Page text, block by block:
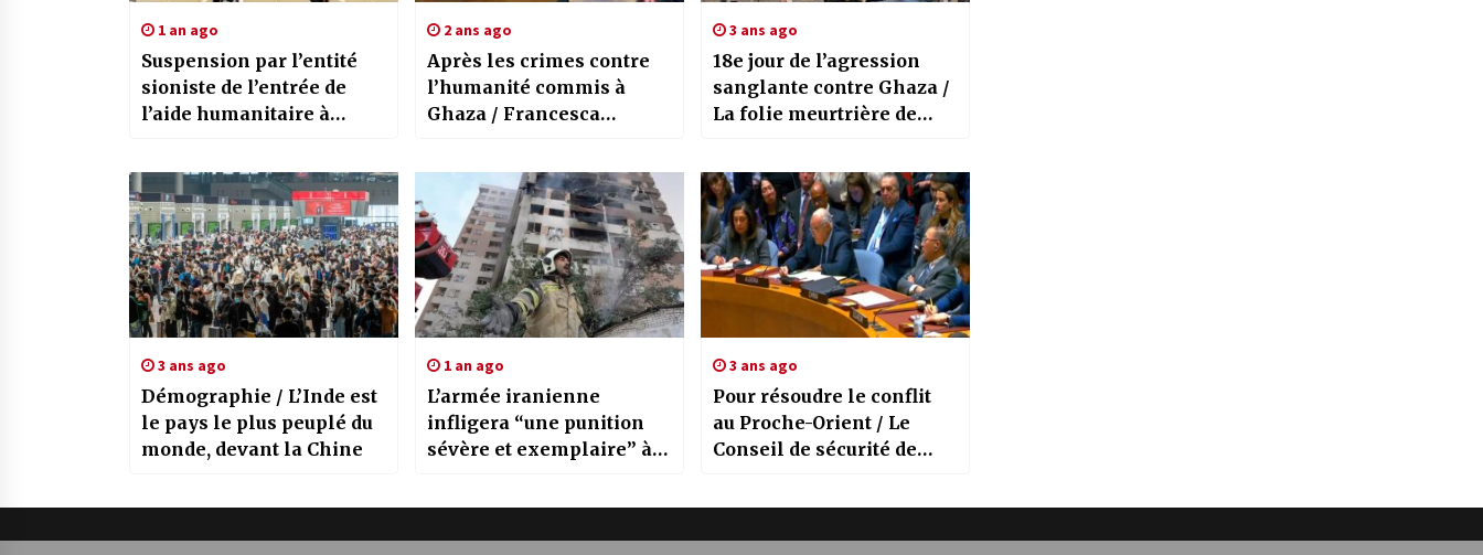
1 an ago
Suspension par l’entité
sioniste de l’entrée de
l’aide humanitaire à
2 ans ago
Après les crimes contre
l’humanité commis à
Ghaza / Francesca
l’Etat sioniste
3 ans ago
18e jour de l’agression
sanglante contre Ghaza /
La folie meurtrière de
limites
3 ans ago
Démographie / L’Inde est
le pays le plus peuplé du
monde, devant la Chine
1 an ago
L’armée iranienne
infligera “une punition
sévère et exemplaire” à
ministère iranien de la
3 ans ago
Pour résoudre le conflit
au Proche-Orient / Le
Conseil de sécurité de
soutien à la solution à